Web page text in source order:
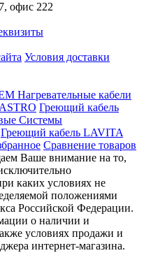
офис 222
Условия доставки
Нагревательные кабели
Греющий кабель
Системы
Греющий кабель LAVITA
Сравнение товаров
Ваше внимание на то,
каких условиях не
положениями
Российской Федерации.
о наличии и
условиях продажи и
интернет-магазина.